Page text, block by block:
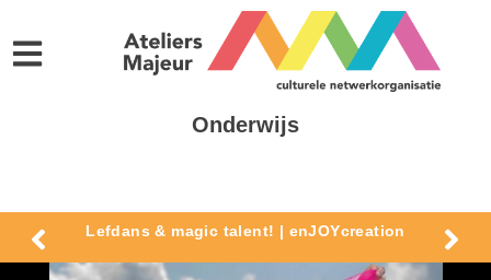
Onderwijs
Lefdans & magic talent! | enJOYcreation